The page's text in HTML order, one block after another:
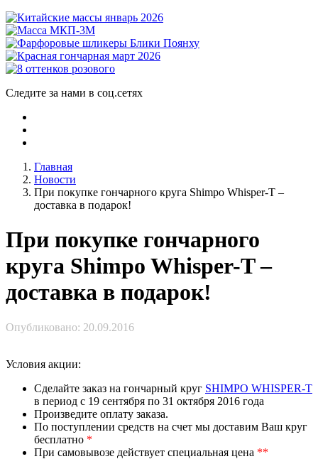
Следите за нами в соц.сетях
Главная
Новости
При покупке гончарного круга Shimpo Whisper-T –
доставка в подарок!
При покупке гончарного
круга Shimpo Whisper-T –
доставка в подарок!
Опубликовано: 20.09.2016
Условия акции:
Сделайте заказ на гончарный круг SHIMPO WHISPER-T
в период с 19 сентября по 31 октября 2016 года
Произведите оплату заказа.
По поступлении средств на счет мы доставим Ваш круг
бесплатно *
При самовывозе действует специальная цена **